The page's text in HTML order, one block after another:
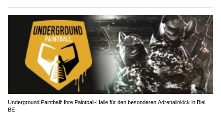
Underground Paintball: Ihre Paintball-Halle für den besonderen Adrenalinkick in Biel
BE